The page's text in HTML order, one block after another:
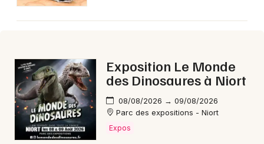
Expos
Aujourd'hui dans les Côtes d'Armor
Aujourd'hui en Bretagne
Exposition Le Monde
des Dinosaures à Niort
08/08/2026 → 09/08/2026
Parc des expositions - Niort
Expos